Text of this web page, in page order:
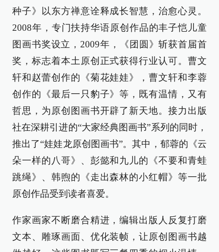
种子》以东方禅意诠释成长智慧，治愈心灵。
2008年，专门扶持华语原创作品的丰子恺儿童
图画书奖设立，2009年，《团圆》斩获首届首
奖，标志着本土原创正式获得行业认可。曹文
轩和赵蕾创作的《菊花娃娃》，曹文轩和李蓉
创作的《最后一只豹子》等，既有温情，又有
哲思，为原创图画书开辟了新天地。接力出版
社在深耕引进的“大家经典图画书”系列的同时，
推出了“娃娃龙原创图画书”。其中，郁蓉的《云
朵一样的八哥》、彭懿和九儿的《不要和青蛙
跳绳》、韩煦的《走出森林的小红帽》等一批
原创作品受到读者喜爱。
作家画家不断磨合精进，编辑出版人反复打磨
文本、雕琢画面、优化装帧，让原创图画书越